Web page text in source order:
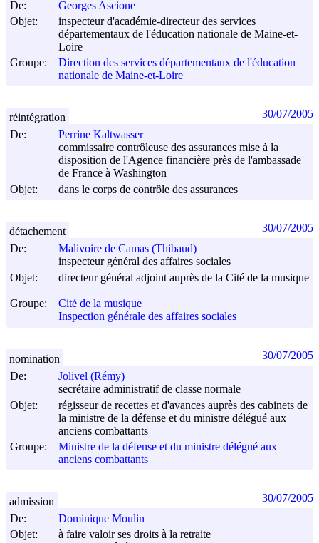
De:
Georges Ascione
Objet:
inspecteur d'académie-directeur des services
départementaux de l'éducation nationale de Maine-et-
Loire
Groupe:
Direction des services départementaux de l'éducation
nationale de Maine-et-Loire
De:
Perrine Kaltwasser
commissaire contrôleuse des assurances mise à la
disposition de l'Agence financière près de l'ambassade
de France à Washington
Objet:
dans le corps de contrôle des assurances
réintégration 30/07/2005
De:
Malivoire de Camas (Thibaud)
inspecteur général des affaires sociales
Objet:
directeur général adjoint auprès de la Cité de la musique
Groupe:
Cité de la musique
Inspection générale des affaires sociales
détachement 30/07/2005
De:
Jolivel (Rémy)
secrétaire administratif de classe normale
Objet:
régisseur de recettes et d'avances auprès des cabinets de
la ministre de la défense et du ministre délégué aux
anciens combattants
Groupe:
Ministre de la défense et du ministre délégué aux
anciens combattants
nomination 30/07/2005
De:
Dominique Moulin
Objet:
à faire valoir ses droits à la retraite
admission 30/07/2005